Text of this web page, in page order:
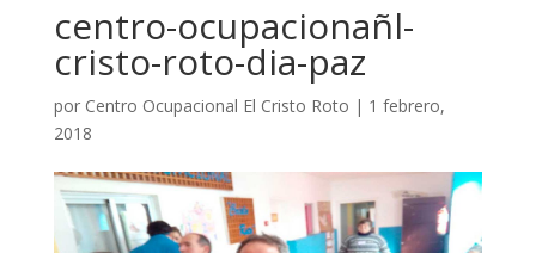
centro-ocupacionañl-
cristo-roto-dia-paz
por Centro Ocupacional El Cristo Roto | 1 febrero,
2018